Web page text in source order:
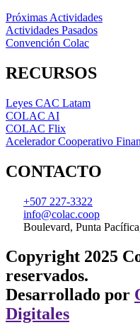
Próximas Actividades
Actividades Pasados
Convención Colac
RECURSOS
Leyes CAC Latam
COLAC AI
COLAC Flix
Acelerador Cooperativo
CONTACTO
+507 227-3322
info@colac.coop
Boulevard, Punta
Copyright 2025
reservados.
Desarrollado por
Digitales